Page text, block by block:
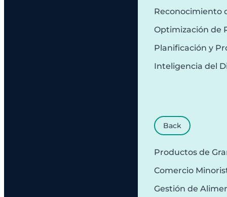
Reconocimiento
Optimización de
Planificación y
Inteligencia del
Back
Productos de
Comercio
Gestión de